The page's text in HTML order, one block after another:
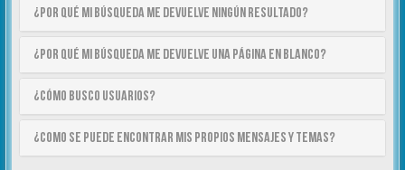
¿Por qué mi búsqueda me devuelve ningún resultado?
¿Por qué mi búsqueda me devuelve una página en blanco?
¿Cómo busco usuarios?
¿Como se puede encontrar mis propios mensajes y temas?